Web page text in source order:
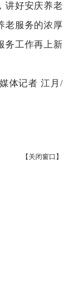
讲好安庆养老
老服务的浓厚
务工作再上新
体记者 江月/
【关闭窗口】